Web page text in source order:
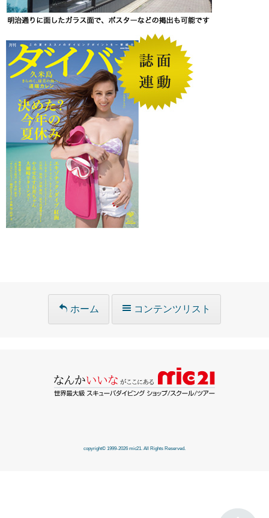
ホーム コンテンツリスト
copyright© 1999-2026 mic21. All Rights Reserved.